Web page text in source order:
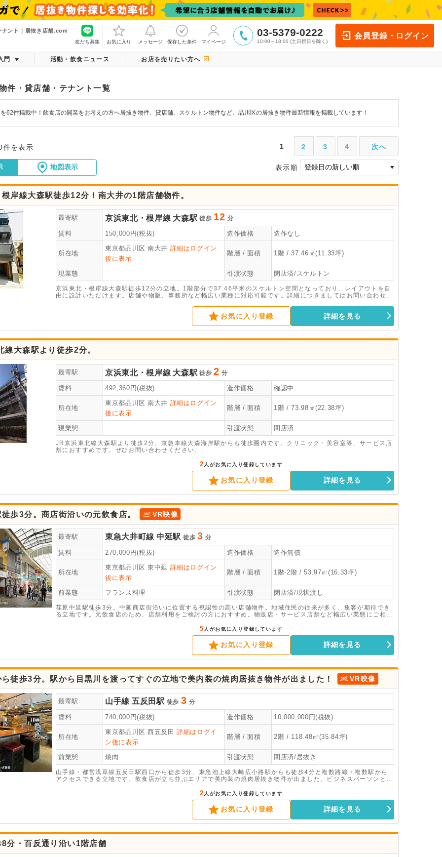
ナント｜居抜き店舗.com
友だち募集 お気に入り メッセージ 保存した条件 マイページ
03-5379-0222
10:00～18:00 (土日祝日を除く)
会員登録・ログイン
門 活動・飲食ニュース お店を売りたい方へ
件・貸店舗・テナント一覧
62件掲載中！飲食店の開業をお考えの方へ居抜き物件、貸店舗、スケルトン物件など、品川区の居抜き物件最新情報を掲載しています！
件を表示 1 2 3 4 次へ
地図表示 表示順
岸線大森駅徒歩12分！南大井の1階店舗物件。
最寄駅 京浜東北・根岸線 大森駅 徒歩 12 分
賃料 150,000 円(税抜) 造作価格 造作なし
所在地
東京都品川区 南大井 詳細はログイン
後に表示
階層 / 面積 1階 / 37.46㎡(11.33坪)
現業態 引渡状態 閉店済/スケルトン
京浜東北・根岸線大森駅徒歩12分の立地。1階部分で37.46平米のスケルトン空間となっており、レイアウトを自
由に設計いただけます。店舗や物販、事務所など幅広い業種に対応可能です。詳細につきましてはお問い合わせく
お気に入り登録 詳細を見る
線大森駅より徒歩2分。
最寄駅 京浜東北・根岸線 大森駅 徒歩 2 分
賃料 492,360 円(税抜) 造作価格 確認中
所在地
東京都品川区 南大井 詳細はログイン
後に表示
階層 / 面積 1階 / 73.98㎡(22.38坪)
現業態 引渡状態 閉店済
JR京浜東北線大森駅より徒歩2分。京急本線大森海岸駅からも徒歩圏内です。クリニック・美容室等、サービス店
舗におすすめです。ぜひお問い合わせください。
2 人がお気に入り登録しています
お気に入り登録 詳細を見る
歩3分。商店街沿いの元飲食店。 VR映像
最寄駅 東急大井町線 中延駅 徒歩 3 分
賃料 270,000 円(税抜) 造作価格 造作無償
所在地
東京都品川区 東中延 詳細はログイン
後に表示
階層 / 面積 1階-2階 / 53.97㎡(16.33坪)
前業態 フランス料理 引渡状態 閉店済/現状渡し
荏原中延駅徒歩3分。中延商店街沿いに位置する視認性の高い店舗物件。地域住民の往来が多く、集客が期待でき
る立地です。元飲食店のため、店舗利用をご検討の方におすすめ。物販店・サービス店舗など幅広い業態にご相談
5 人がお気に入り登録しています
お気に入り登録 詳細を見る
徒歩3分。駅から目黒川を渡ってすぐの立地で美内装の焼肉居抜き物件が出ました！ VR映像
最寄駅 山手線 五反田駅 徒歩 3 分
賃料 740,000 円(税抜) 造作価格 10,000,000円(税抜)
所在地
東京都品川区 西五反田詳細はログイ
ン後に表示
階層 / 面積 2階 / 118.48㎡(35.84坪)
前業態 焼肉 引渡状態 閉店済/居抜き
山手線・都営浅草線五反田駅西口から徒歩3分、東急池上線大崎広小路駅からも徒歩4分と複数路線・複数駅から
アクセスできる立地です。飲食店が立ち並ぶエリアで美内装の焼肉居抜き物件が出ました。ビジネスパーソンと近
川からも近く、お花見シーズンには更なる集客に期待できます。内見のご希望やご質問等ございましたら、お気軽
2 人がお気に入り登録しています
お気に入り登録 詳細を見る
分・百反通り沿い1階店舗